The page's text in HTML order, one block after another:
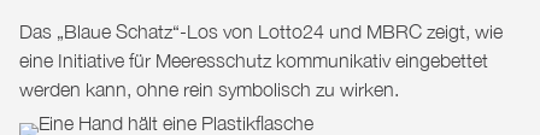
Das „Blaue Schatz“-Los von Lotto24 und MBRC zeigt, wie
eine Initiative für Meeresschutz kommunikativ eingebettet
werden kann, ohne rein symbolisch zu wirken.